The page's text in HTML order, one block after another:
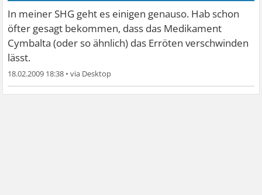
In meiner SHG geht es einigen genauso. Hab schon
öfter gesagt bekommen, dass das Medikament
Cymbalta (oder so ähnlich) das Erröten verschwinden
lässt.
18.02.2009 18:38 •